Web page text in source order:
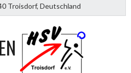
Troisdorf, Deutschland